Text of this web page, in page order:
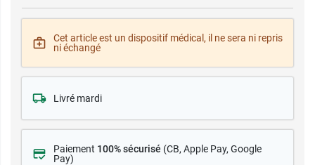
Cet article est un dispositif médical, il ne sera ni repris
ni échangé
Livré mardi
Paiement 100% sécurisé (CB, Apple Pay, Google
Pay)